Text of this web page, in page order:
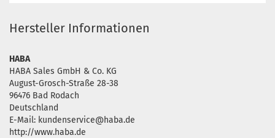
Hersteller Informationen
HABA
HABA Sales GmbH & Co. KG
August-Grosch-Straße 28-38
96476 Bad Rodach
Deutschland
E-Mail: kundenservice@haba.de
http://www.haba.de